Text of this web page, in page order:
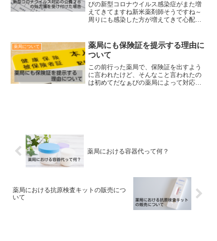
ぴの新型コロナウイルス感染症がまた増
えてきてますね新米薬剤師そうですね～
周りにも感染した方が増えてきて心配で
みたいですね新米薬剤師処方箋が出た場
合はどうやって対応すれば...
薬局について
薬局にも保険証を提示する理由に
ついて
この前行った薬局で、保険証を出すよう
に言われたけど、そんなこと言われたの
は初めてだなぁぴの薬局によって対応は
薬局における容器代って何？
薬局における抗原検査キットの販売につ
いて